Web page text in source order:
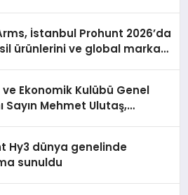
İstanbul Prohunt 2026’da
ürünlerini ve global marka
Ekonomik Kulübü Genel
Sayın Mehmet Ulutaş,
Hy3 dünya genelinde
sunuldu